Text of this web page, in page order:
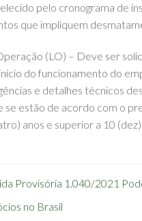
pelo cronograma de
que impliquem
(LO) – Deve ser
do funcionamento do
e detalhes técnicos
se estão de acordo com o
anos e superior a 10 (dez)
Provisória 1.040/2021
no Brasil